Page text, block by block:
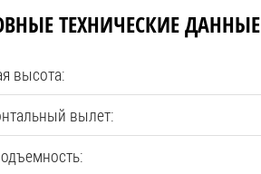
ТЕХНИЧЕСКИЕ ДАННЫЕ
высота:
вылет: